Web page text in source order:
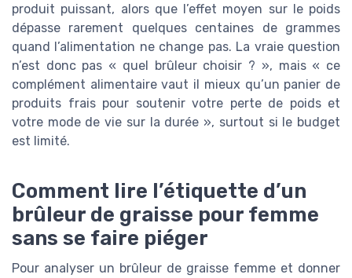
produit puissant, alors que l’effet moyen sur le poids
dépasse rarement quelques centaines de grammes
quand l’alimentation ne change pas. La vraie question
n’est donc pas « quel brûleur choisir ? », mais « ce
complément alimentaire vaut il mieux qu’un panier de
produits frais pour soutenir votre perte de poids et
votre mode de vie sur la durée », surtout si le budget
est limité.
Comment lire l’étiquette d’un
brûleur de graisse pour femme
sans se faire piéger
Pour analyser un brûleur de graisse femme et donner